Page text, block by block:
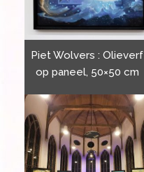
Piet Wolvers : Olieverf
op paneel, 50×50 cm